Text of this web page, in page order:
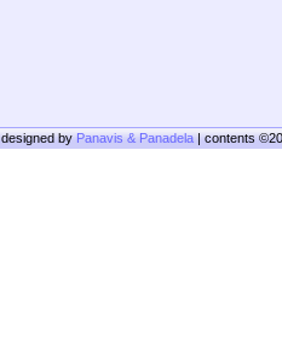
designed byPanavis & Panadela| contents